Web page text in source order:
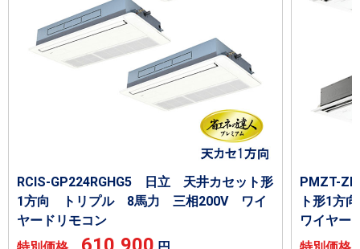
RCIS-GP224RGHG5 日立 天井カセット形
1方向 トリプル 8馬力 三相200V ワイ
ヤードリモコン
PMZT-
ト形1
ワイヤー